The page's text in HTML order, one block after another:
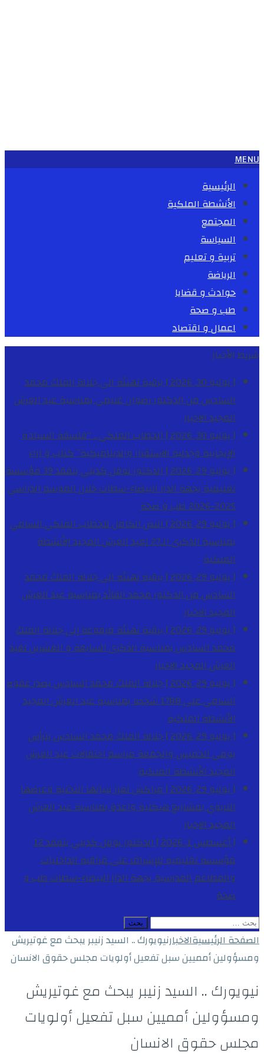
MENU
الرئيسية
الأنشطة الملكية
المجتمع
السياسة
تربية و تعليم
الرياضة
حوادث و قضايا
طب و صحة
اعمال و اقتصاد
شريط الأخبار
[ يوليو 30, 2026 ]
برقية تهنئة الى جلالة الملك محمد
السادس من الدكتور رضوان غنيمي بمناسبة عيد العرش
المجيدالاخبار
[ يوليو 30, 2026 ]
الخطاب الملكي .. “فلسفة السيادة
الإيجابية وجدلية الاستقرار والديناميكية”كتاب و اراء
[ يوليو 29, 2026 ]
الدكتور نوفل كديلي يتفقد 39 مؤسسة
تعليمية بجهة الدار البيضاء-سطات خلال الموسم الدراسي
2025-2026
طب و صحة
[ يوليو 29, 2026 ]
النص الكامل للخطاب الملكي السامي
بمناسبة الذكرى الـ27 لعيد العرش المجيد
الأنشطة
الملكية
[ يوليو 29, 2026 ]
برقية تهنئة الى جلالة الملك محمد
السادس من الدكتور محمد الفائد بمناسبة عيد العرش
المجيدالاخبار
[ يوليو 29, 2026 ]
برقية تهنئة مرفوعة إلى جلالة الملك
محمد السادس بمناسبة الذكرى السابعة و العشرين لعيد
العرش المجيدالاخبار
[ يوليو 29, 2026 ]
جلالة الملك محمد السادس يصدر عفوه
السامي على 1788 شخصا بمناسبة عيد العرش المجيد
الأنشطة الملكية
[ يوليو 29, 2026 ]
جلالة الملك محمد السادس يترأس
يومي الخميس والجمعة مراسم احتفالات عيد العرش
المجيدالأنشطة الملكية
[ يوليو 29, 2026 ]
مراكش تعزز بنياتها التحتية وعرضها
التربوي بمشاريع هيكلية واعدة بمناسبة عيد العرش
المجيدالاخبار
[ أغسطس 1, 2026 ]
الدكتور نوفل كديلي يتفقد 12
مؤسسة تعليمية للإشراف على مراقبة الداخليات
والمطاعم المدرسية بجهة الدار البيضاء-سطاتطب و
صحة
البحث
عن:
الصفحة الرئيسيةالاخبارنيويورك .. السيد زنيبر يبحث مع غوتيريش
ومسؤولين أمميين سبل تفعيل أولويات مجلس حقوق الانسان
نيويورك .. السيد زنيبر يبحث مع غوتيريش
ومسؤولين أمميين سبل تفعيل أولويات
مجلس حقوق الانسان